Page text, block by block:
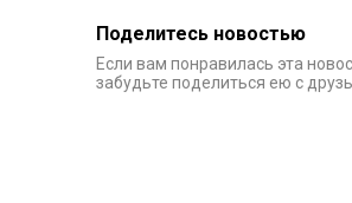
Поделитесь новостью
Если вам понравилась эта
забудьте поделиться ею с